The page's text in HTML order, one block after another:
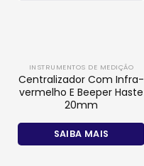
INSTRUMENTOS DE MEDIÇÃO
Centralizador Com Infra-
vermelho E Beeper Haste
20mm
SAIBA MAIS